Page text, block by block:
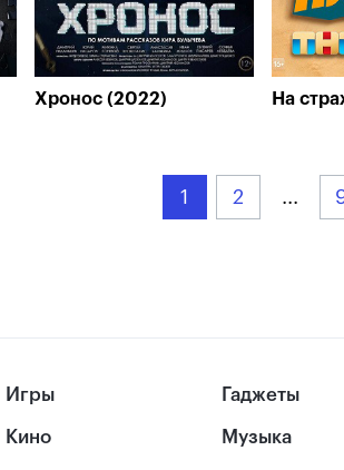
Хронос (2022) На
1 2 ...
Игры
Кино
Гаджеты
Музыка